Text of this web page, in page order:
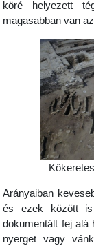
köré helyezett
magasabban van
Arányaiban
és ezek között is
dokumentált fej alá
nyerget vagy